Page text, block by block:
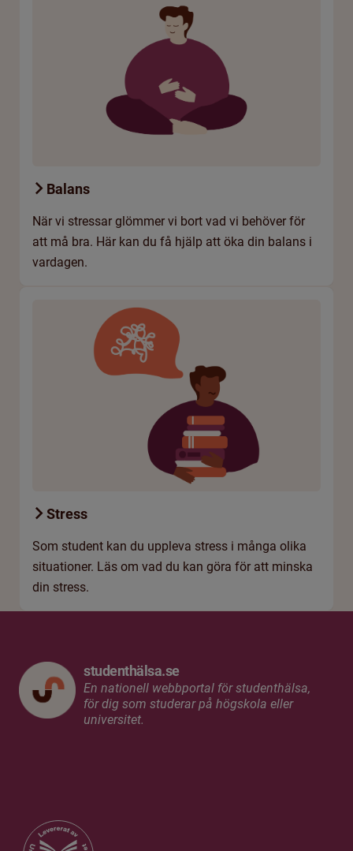
Balans
När vi stressar glömmer vi bort vad vi behöver för
att må bra. Här kan du få hjälp att öka din balans i
vardagen.
Stress
Som student kan du uppleva stress i många olika
situationer. Läs om vad du kan göra för att minska
din stress.
studenthälsa.se
En nationell webbportal för studenthälsa,
för dig som studerar på högskola eller
universitet.